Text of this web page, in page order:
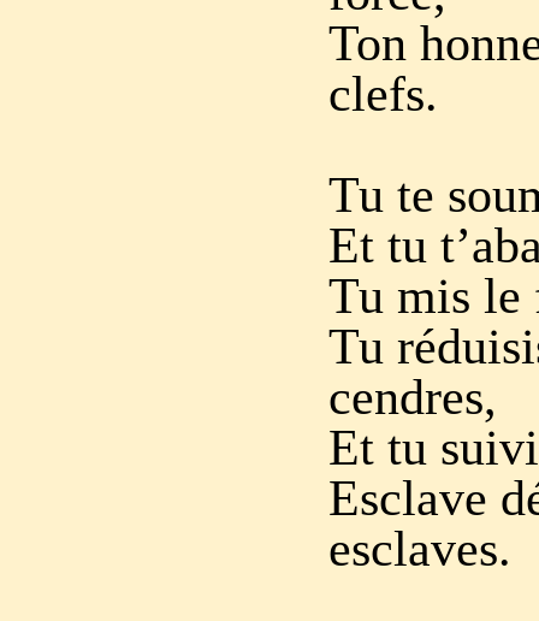
Ton
clefs.
Tu te
Et tu
Tu mis le
Tu
cendres,
Et tu
Esclave
esclaves.